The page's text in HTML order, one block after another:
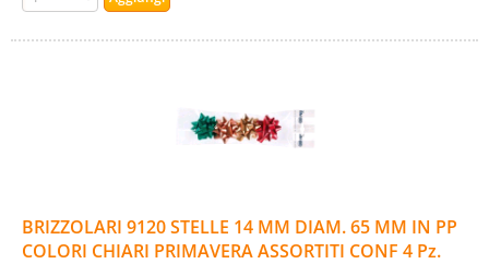
BRIZZOLARI 9120 STELLE 14 MM DIAM. 65 MM IN PP
COLORI CHIARI PRIMAVERA ASSORTITI CONF 4 Pz.